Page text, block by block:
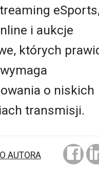
i aukcje
których
o niskich
transmisji.
AUTORA